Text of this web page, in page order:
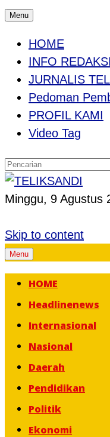
Menu
HOME
INFO REDAKSI
JURNALIS
Pedoman
PROFIL KAMI
Video Tag
Minggu, 9 Agustus
Skip to content
Menu
HOME
Headlinenews
Internasional
Nasional
Daerah
Pendidikan
Politik
Ekonomi